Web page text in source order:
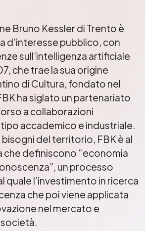
Bruno Kessler di Trento è
d’interesse pubblico, con
sull’intelligenza artificiale
che trae la sua origine
di Cultura, fondato nel
ha siglato un partenariato
a collaborazioni
accademico e industriale.
del territorio, FBK è al
che definiscono “economia
un processo
quale l’investimento in ricerca
che poi viene applicata
nel mercato e